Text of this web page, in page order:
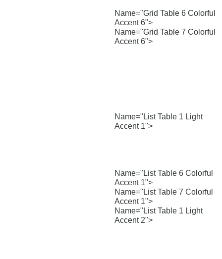
Name="Grid Table 6 Colorful
Accent 6">
Name="Grid Table 7 Colorful
Accent 6">
Name="List Table 1 Light
Accent 1">
Name="List Table 6 Colorful
Accent 1">
Name="List Table 7 Colorful
Accent 1">
Name="List Table 1 Light
Accent 2">